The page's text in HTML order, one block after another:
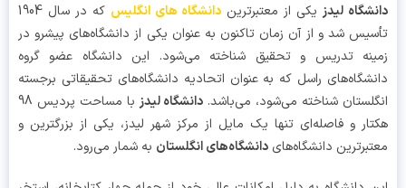
لیدزیکی از معتبرتریندانشگاه های انگلیس
که در سال 1904
شد و از آن زمان تاکنون به عنوان یکی از دانشگاه‌های پیشرو در
تدریس و تحقیق شناخته می‌شود. این دانشگاه عضو گروه
راسل که به عنوان اتحادیه دانشگاه‌های تحقیقاتی برجسته
شناخته می‌شود، می‌باشد.دانشگاه لیدز
با مساحت پردیس 98
و فاصله‌ای تنها یک مایل از مرکز شهر لیدز، یکی از بزرگترین و
دانشگاه‌هایدانشگاه‌های انگلستانبه شمار می‌رود.